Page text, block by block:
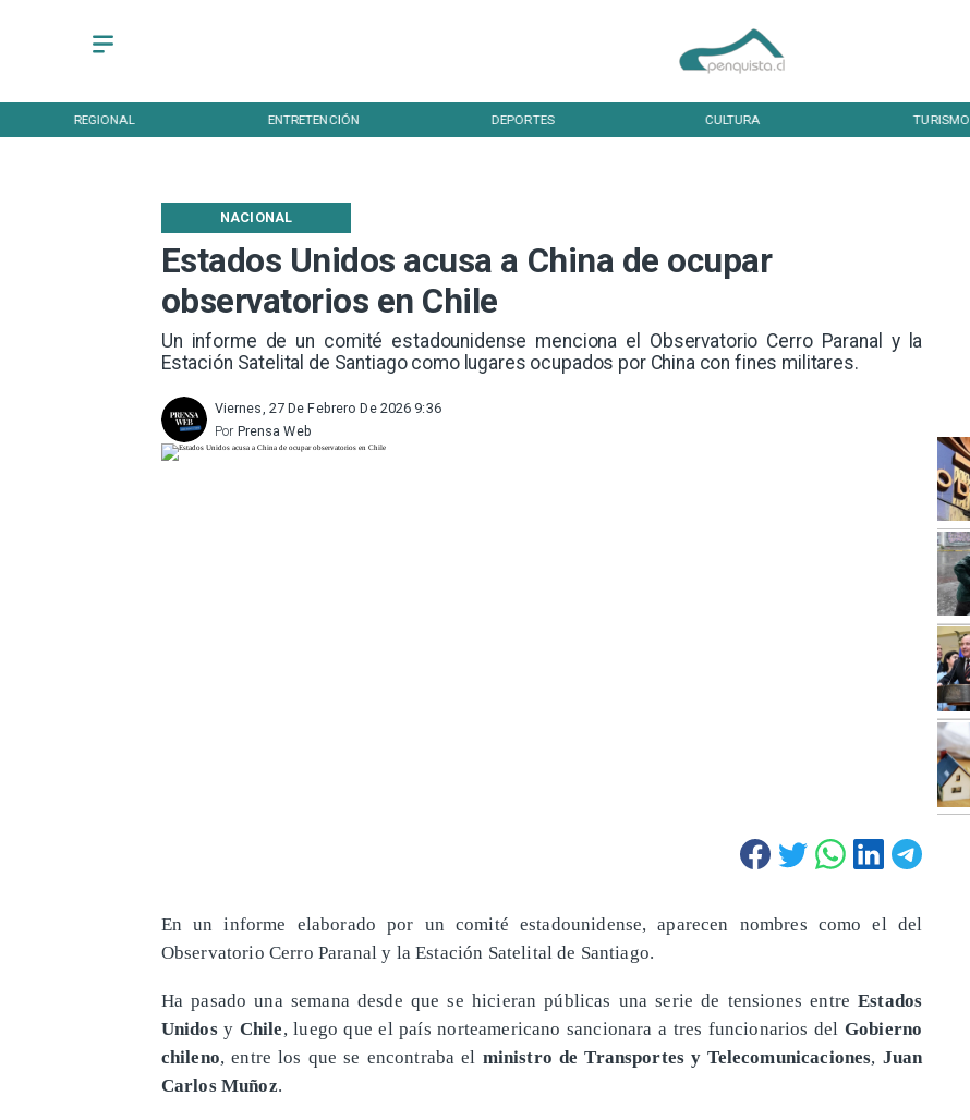
REGIONAL ENTRETENCIÓN DEPORTES CULTURA TURISMO
Estados Unidos acusa a China de ocupar
observatorios en Chile
Un informe de un comité estadounidense menciona el Observatorio Cerro Paranal y la
Estación Satelital de Santiago como lugares ocupados por China con fines militares.
NACIONAL
Viernes, 27 De Febrero De 2026 9:36
Prensa Web
Por
En un informe elaborado por un comité estadounidense, aparecen nombres como el del
Observatorio Cerro Paranal y la Estación Satelital de Santiago.
Ha pasado una semana desde que se hicieran públicas una serie de tensiones entreEstados
Unidosy Chile, luego que el país norteamericano sancionara a tres funcionarios del Gobierno
chileno, entre los que se encontraba el ministro de Transportes y Telecomunicaciones, Juan
Carlos Muñoz.